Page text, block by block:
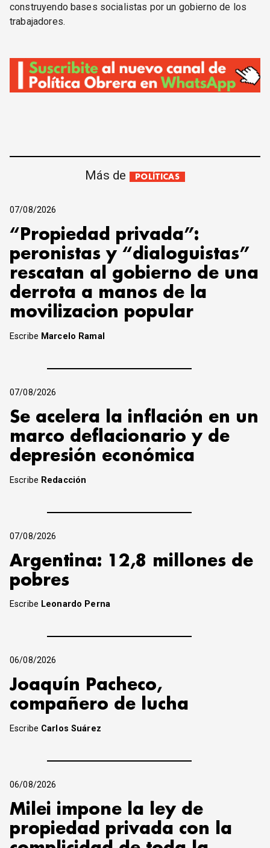
construyendo bases socialistas por un gobierno de los
trabajadores.
Más de POLÍTICAS
07/08/2026
“Propiedad privada”:
peronistas y “dialoguistas”
rescatan al gobierno de una
derrota a manos de la
movilizacion popular
Escribe Marcelo Ramal
07/08/2026
Se acelera la inflación en un
marco deflacionario y de
depresión económica
Escribe Redacción
07/08/2026
Argentina: 12,8 millones de
pobres
Escribe Leonardo Perna
06/08/2026
Joaquín Pacheco,
compañero de lucha
Escribe Carlos Suárez
06/08/2026
Milei impone la ley de
propiedad privada con la